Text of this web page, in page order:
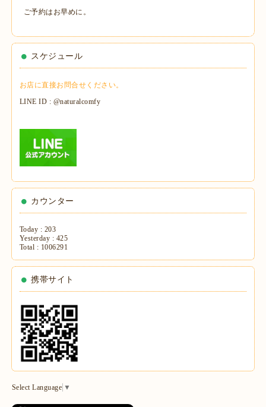
ご予約はお早めに。
スケジュール
お店に直接お問合せください。
LINE ID : @naturalcomfy
カウンター
Today : 203
Yesterday : 425
Total : 1006291
携帯サイト
Select Language ▼